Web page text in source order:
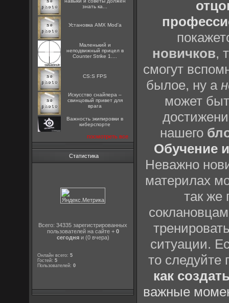
знать ка...
Установка AMX Mod'a
Маленький и
неподвижный прицел в
Counter Strike 1....
CS:S FPS
Искусство снайпера –
свинцовый привет для
врага
Важность экипировки в
киберспорте
посмотреть все
Статистика
Всего: 34335 зарегистрированных
пользователей на сайте + 0
сегодняи (0 вчера)
Онлайн всего:5
Гостей:5
Пользователей:0
новичков,
смогут
былое, ну а
может
нашего
Обучение
Неважно
материлах
так же
ситуации.
то
как
важные